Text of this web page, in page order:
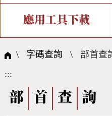
中文碼介紹
國際字碼相關組織
複合查詢
筆畫查詢
筆順序查詢
新字申請處理流程
字形即時顯示
全字庫授權
應用工具下載
個人電腦造字處理工
字形下載
問題集
熱門查詢統計
\ 字碼查詢 \ 部首查
:::
部 首 查 詢